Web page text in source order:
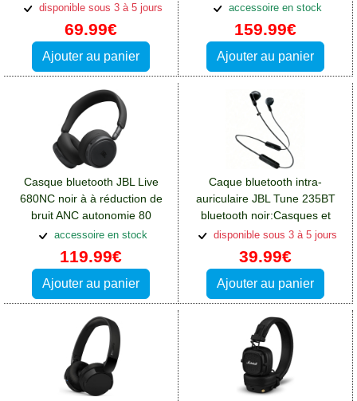
totale:Casques et écouteurs
Oppo A76
disponible sous 3 à 5 jours
69.99€
Ajouter au panier
heures:Casques et écouteurs
Oppo A76
accessoire en stock
159.99€
Ajouter au panier
Casque bluetooth JBL Live
680NC noir à à réduction de
bruit ANC autonomie 80
heures:Casques et écouteurs
Oppo A76
accessoire en stock
119.99€
Ajouter au panier
Caque bluetooth intra-
auriculaire JBL Tune 235BT
bluetooth noir:Casques et
écouteurs Oppo A76
disponible sous 3 à 5 jours
39.99€
Ajouter au panier